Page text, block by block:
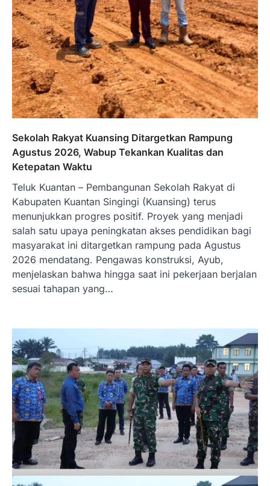
Sekolah Rakyat Kuansing Ditargetkan Rampung
Agustus 2026, Wabup Tekankan Kualitas dan
Ketepatan Waktu
Teluk Kuantan – Pembangunan Sekolah Rakyat di
Kabupaten Kuantan Singingi (Kuansing) terus
menunjukkan progres positif. Proyek yang menjadi
salah satu upaya peningkatan akses pendidikan bagi
masyarakat ini ditargetkan rampung pada Agustus
2026 mendatang. Pengawas konstruksi, Ayub,
menjelaskan bahwa hingga saat ini pekerjaan berjalan
sesuai tahapan yang…